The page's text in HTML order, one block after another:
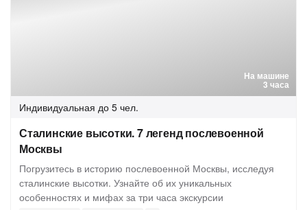
На машине
3 часа
Индивидуальная до 5 чел.
Сталинские высотки. 7 легенд послевоенной
Москвы
Погрузитесь в историю послевоенной Москвы, исследуя
сталинские высотки. Узнайте об их уникальных
особенностях и мифах за три часа экскурсии